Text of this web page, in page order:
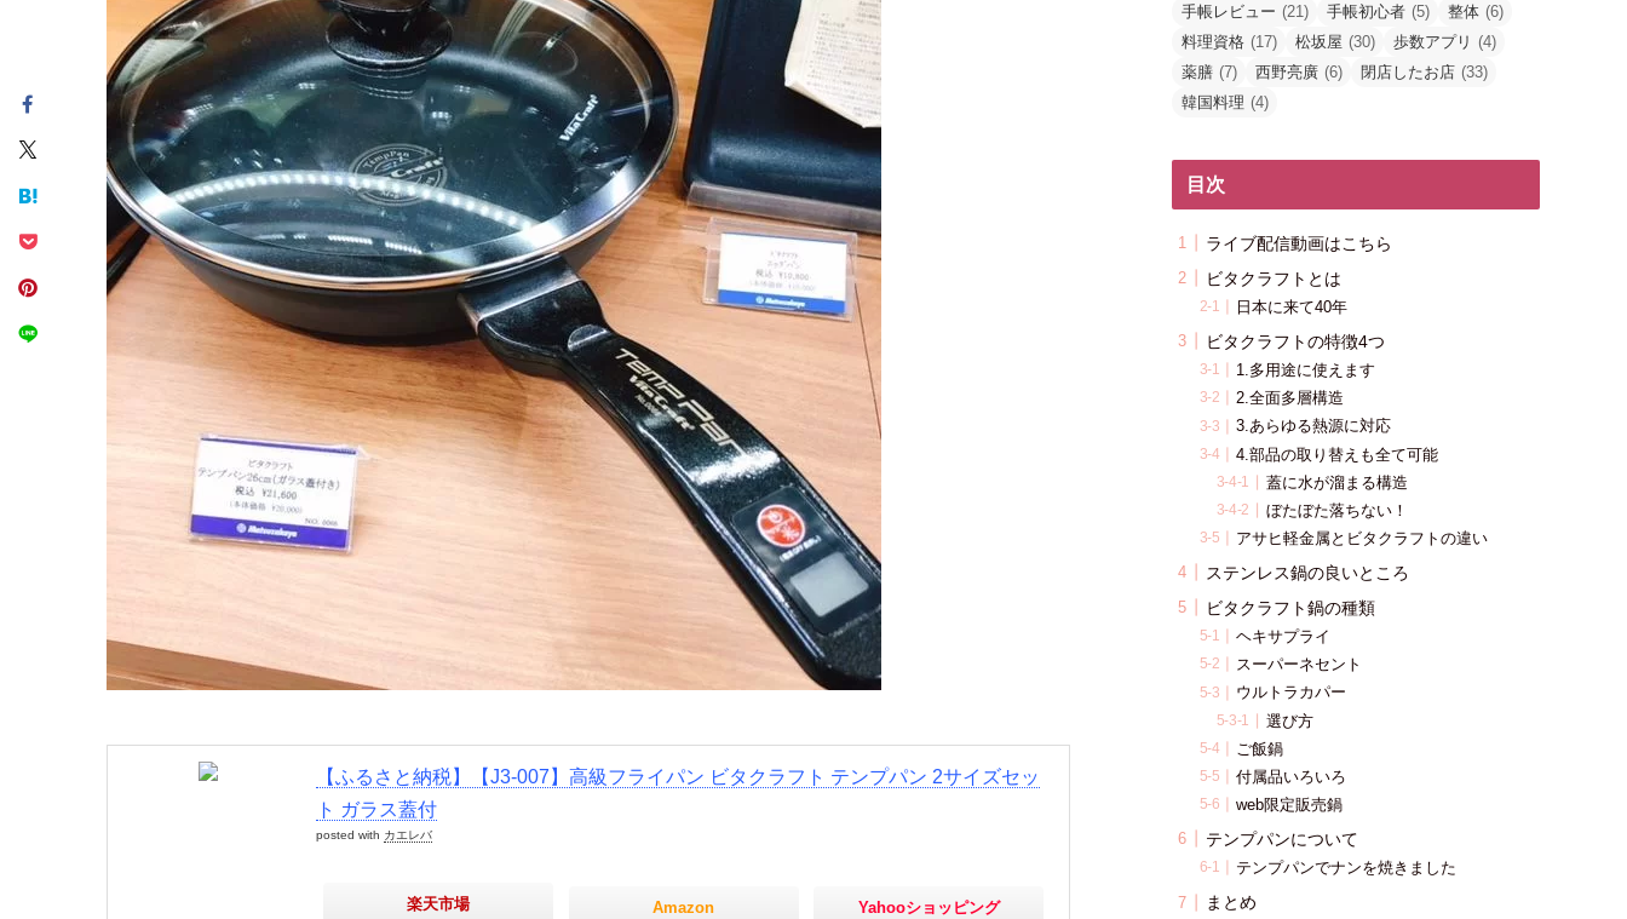
【ふるさと納税】【J3-007】高級フライパン ビタクラフト テンプパン 2サイズセッ
ト ガラス蓋付
posted with カエレバ
楽天市場 Amazon Yahooショッピング
手帳レビュー (21) 手帳初心者 (5) 整体 (6)
料理資格 (17) 松坂屋 (30) 歩数アプリ (4)
薬膳 (7) 西野亮廣 (6) 閉店したお店 (33)
韓国料理 (4)
目次
ライブ配信動画はこちら
ビタクラフトとは
日本に来て40年
ビタクラフトの特徴4つ
1.多用途に使えます
2.全面多層構造
3.あらゆる熱源に対応
4.部品の取り替えも全て可能
蓋に水が溜まる構造
ぼたぼた落ちない！
アサヒ軽金属とビタクラフトの違い
ステンレス鍋の良いところ
ビタクラフト鍋の種類
ヘキサプライ
スーパーネセント
ウルトラカパー
選び方
ご飯鍋
付属品いろいろ
web限定販売鍋
テンプパンについて
テンプパンでナンを焼きました
まとめ